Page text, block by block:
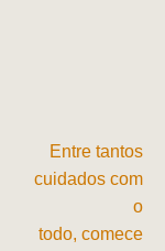
Entre tantos
cuidados com
o
todo, comece